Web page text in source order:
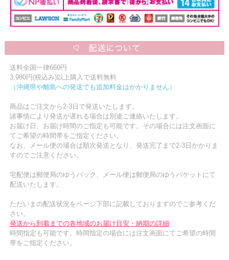
送料全国一律660円
3,980円(税込み)以上購入で送料無料
（沖縄県や離島への発送でも追加料金はかかりません）
商品はご注文から2-3日で発送いたします。
諸事情により発送が遅れる場合は別途ご連絡いたします。
お届け日、お届け時間のご指定も可能です。その場合には注文画面に
てご希望の時間帯をご指定ください。
なお、メール便の場合は順次発送となり、発送完了まで2-3日かかりま
すのでご注意ください。
宅配便は郵便局のゆうパック、メール便は郵便局のゆうパケットにて
配送いたします。
ただいまの配送状況をページ下部に記載しておりますのでご参考くだ
さい。
発送から到着までの各地域のお届け目安・納期の詳細
時間指定も可能です。時間指定の場合には注文画面にてご希望の時間
帯をご指定ください。